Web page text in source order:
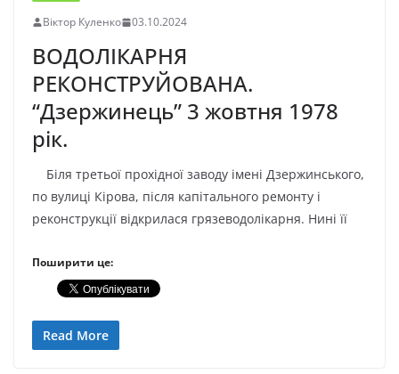
Віктор Куленко 03.10.2024
ВОДОЛІКАРНЯ
РЕКОНСТРУЙОВАНА.
“Дзержинець” 3 жовтня 1978
рік.
Біля третьої прохідної заводу імені Дзержинського,
по вулиці Кірова, після капітального ремонту і
реконструкції відкрилася грязеводолікарня. Нині її
Поширити це:
Read More